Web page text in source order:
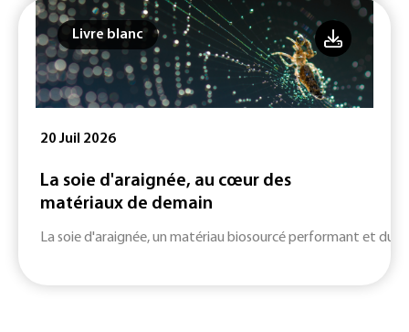
Livre blanc
20 Juil 2026
La soie d'araignée, au cœur des
matériaux de demain
La soie d'araignée, un matériau biosourcé performant et